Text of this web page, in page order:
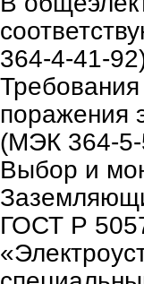
364-4-41-
поражения
(МЭК 364-5-
Выбор и
ГОСТ Р